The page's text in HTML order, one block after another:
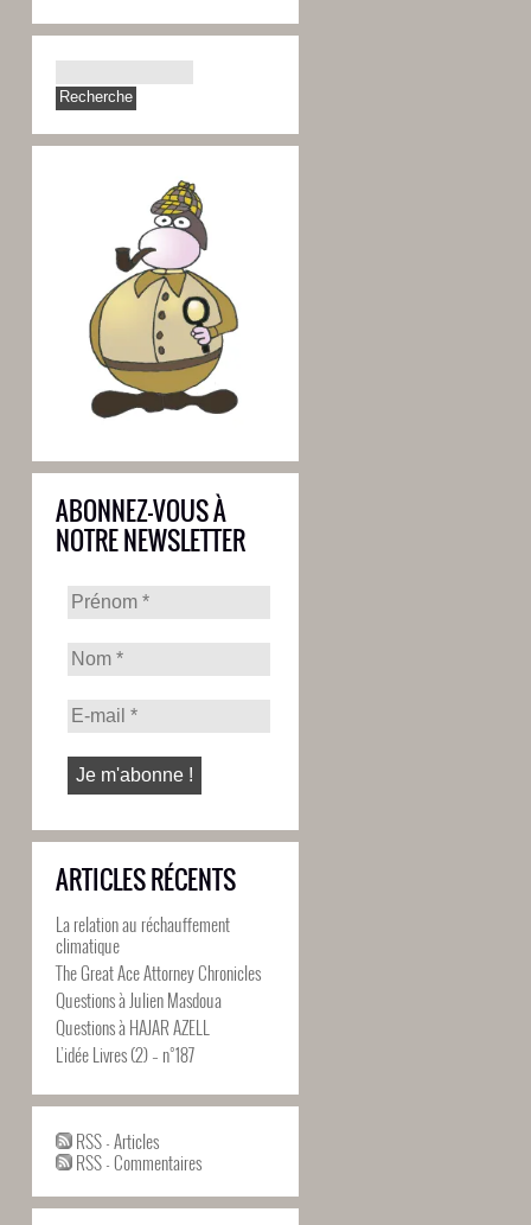
ABONNEZ-VOUS À
NOTRE NEWSLETTER
ARTICLES RÉCENTS
La relation au réchauffement
climatique
The Great Ace Attorney Chronicles
Questions à Julien Masdoua
Questions à HAJAR AZELL
L’idée Livres (2) – n°187
RSS - Articles
RSS - Commentaires